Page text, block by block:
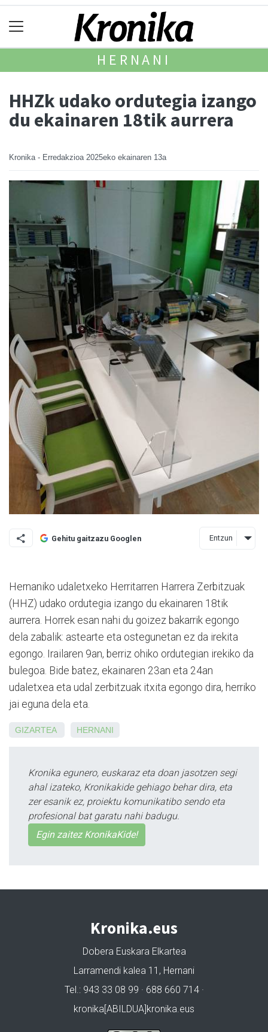
HERNANI
HHZk udako ordutegia izango
du ekainaren 18tik aurrera
Kronika - Erredakzioa 2025eko ekainaren 13a
Gehitu gaitzazu Googlen Entzun
Hernaniko udaletxeko Herritarren Harrera Zerbitzuak
(HHZ) udako ordutegia izango du ekainaren 18tik
aurrera. Horrek esan nahi du goizez bakarrik egongo
dela zabalik: astearte eta ostegunetan ez da irekita
egongo. Irailaren 9an, berriz ohiko ordutegian irekiko da
bulegoa. Bide batez, ekainaren 23an eta 24an
udaletxea eta udal zerbitzuak itxita egongo dira, herriko
jai eguna dela eta.
GIZARTEA HERNANI
Kronika egunero, euskaraz eta doan jasotzen segi
ahal izateko, Kronikakide gehiago behar dira, eta
zer esanik ez, proiektu komunikatibo sendo eta
profesional bat garatu nahi badugu.
Egin zaitez KronikaKide!
Kronika.eus
Dobera Euskara Elkartea
Larramendi kalea 11, Hernani
Tel.: 943 33 08 99 · 688 660 714 ·
kronika[ABILDUA]kronika.eus